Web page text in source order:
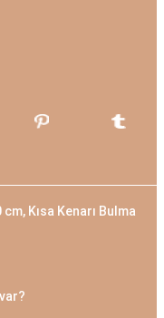
Kısa Kenarı Bulma